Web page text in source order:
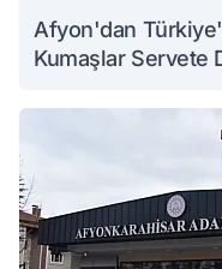
Afyon'dan
Kumaşlar Servete